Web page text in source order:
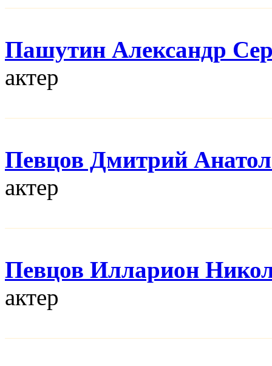
Пашутин Александр
актер
Певцов Дмитрий
актер
Певцов Илларион
актер